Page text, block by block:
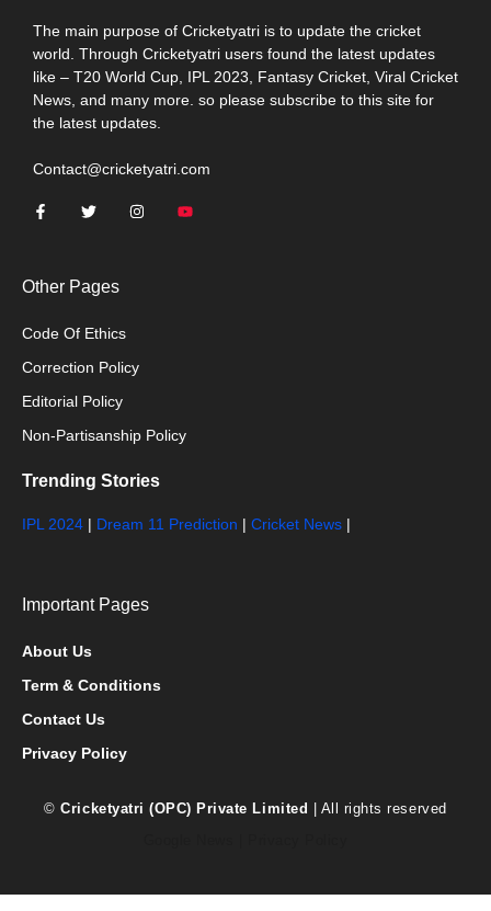
The main purpose of Cricketyatri is to update the cricket
world. Through Cricketyatri users found the latest updates
like – T20 World Cup, IPL 2023, Fantasy Cricket, Viral Cricket
News, and many more. so please subscribe to this site for
the latest updates.
Contact@cricketyatri.com
Other Pages
Code Of Ethics
Correction Policy
Editorial Policy
Non-Partisanship Policy
Trending Stories
IPL 2024 | Dream 11 Prediction | Cricket News |
Important Pages
About Us
Term & Conditions
Contact Us
Privacy Policy
©Cricketyatri (OPC) Private Limited
| All rights reserved